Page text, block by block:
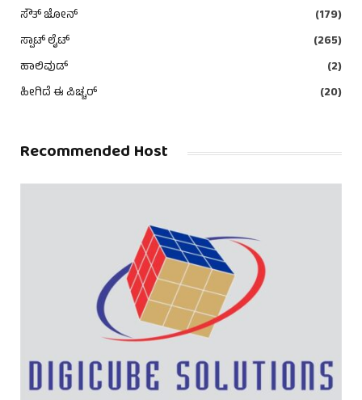
ಸೌತ್ ಜೋನ್
(179)
ಸ್ಪಾಟ್ ಲೈಟ್
(265)
ಹಾಲಿವುಡ್
(2)
ಹೀಗಿದೆ ಈ ಪಿಚ್ಚರ್
(20)
Recommended Host